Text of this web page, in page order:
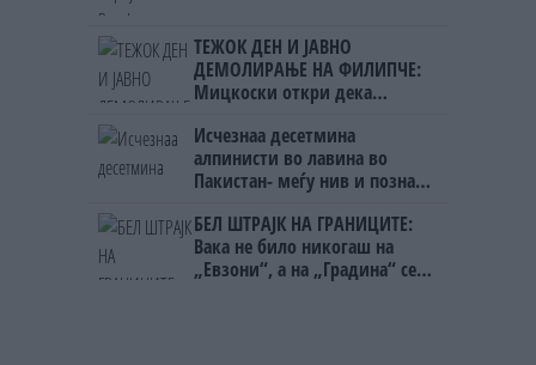
ТЕЖОК ДЕН И ЈАВНО
ДЕМОЛИРАЊЕ НА ФИЛИПЧЕ:
Мицкоски откри дека
ништо, освен за кеш
Исчезнаа десетмина
алпинисти во лавина во
Пакистан- меѓу нив и познат
БЕЛ ШТРАЈК НА ГРАНИЦИТЕ:
Вака не било никогаш на
„Евзони“, а на „Градина“ се